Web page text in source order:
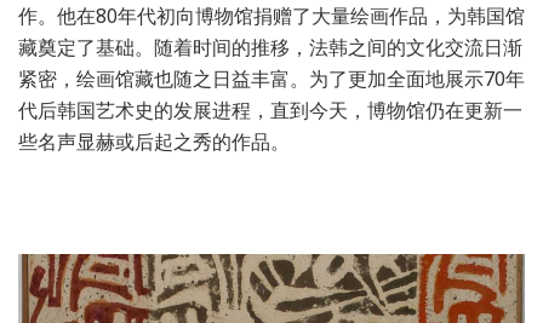
作。他在80年代初向博物馆捐赠了大量绘画作品，为韩国馆
藏奠定了基础。随着时间的推移，法韩之间的文化交流日渐
紧密，绘画馆藏也随之日益丰富。为了更加全面地展示70年
代后韩国艺术史的发展进程，直到今天，博物馆仍在更新一
些名声显赫或后起之秀的作品。